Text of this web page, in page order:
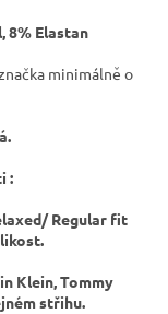
8% Elastan
minimálně o
:
Regular fit
Klein, Tommy
střihu.